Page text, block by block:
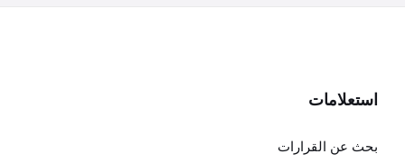
استعلامات
بحث عن القرارات